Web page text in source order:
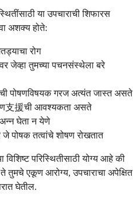
या उपचाराची शिफारस
अशक्य होते:
रोग
जेव्हा तुमच्या पचनसंस्थेला बरे
पोषणविषयक गरज अत्यंत जास्त असते
支援ची आवश्यकता असते
घेता न येणे
पोषक तत्वांचे शोषण रोखतात
परिस्थितीसाठी योग्य आहे की
तुमचे एकूण आरोग्य, उपचाराचा अपेक्षित
घेतील.